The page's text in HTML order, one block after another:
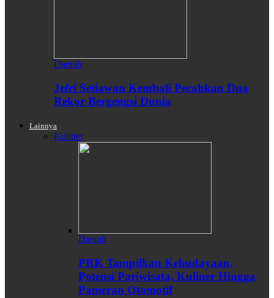
Daerah
Jefri Setiawan Kembali Pecahkan Dua
Rekor Bergengsi Dunia
Lainnya
Kuliner
Daerah
PRK Tampilkan Kebudayaan,
Potensi Pariwisata, Kuliner Hingga
Pameran Otomotif